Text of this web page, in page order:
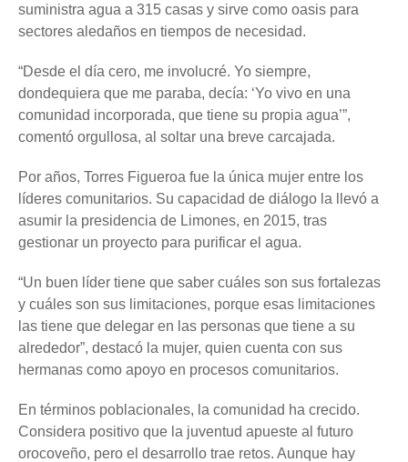
suministra agua a 315 casas y sirve como oasis para
sectores aledaños en tiempos de necesidad.
“Desde el día cero, me involucré. Yo siempre,
dondequiera que me paraba, decía: ‘Yo vivo en una
comunidad incorporada, que tiene su propia agua’”,
comentó orgullosa, al soltar una breve carcajada.
Por años, Torres Figueroa fue la única mujer entre los
líderes comunitarios. Su capacidad de diálogo la llevó a
asumir la presidencia de Limones, en 2015, tras
gestionar un proyecto para purificar el agua.
“Un buen líder tiene que saber cuáles son sus fortalezas
y cuáles son sus limitaciones, porque esas limitaciones
las tiene que delegar en las personas que tiene a su
alrededor”, destacó la mujer, quien cuenta con sus
hermanas como apoyo en procesos comunitarios.
En términos poblacionales, la comunidad ha crecido.
Considera positivo que la juventud apueste al futuro
orocoveño, pero el desarrollo trae retos. Aunque hay